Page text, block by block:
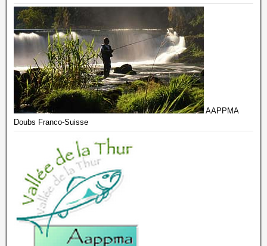
AAPPMA
Doubs Franco-Suisse